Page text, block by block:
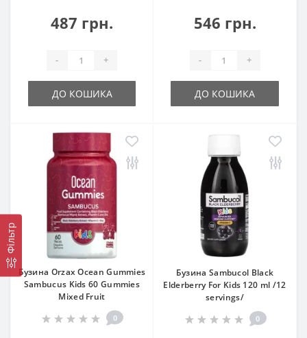
Фільтр
487 грн.
- +
ДО КОШИКА
546 грн.
- +
ДО КОШИКА
Бузина Orzax Ocean Gummies
Sambucus Kids 60 Gummies
Mixed Fruit
0
Бузина Sambucol Black
Elderberry For Kids 120 ml /12
servings/
0